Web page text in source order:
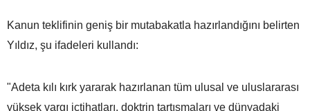
Kanun teklifinin geniş bir mutabakatla hazırlandığını belirten
Yıldız, şu ifadeleri kullandı:
"Adeta kılı kırk yararak hazırlanan tüm ulusal ve uluslararası
yüksek yargı içtihatları, doktrin tartışmaları ve dünyadaki